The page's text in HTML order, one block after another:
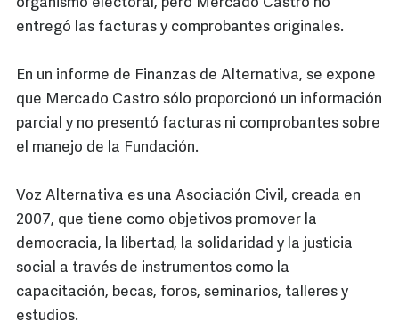
organismo electoral, pero Mercado Castro no
entregó las facturas y comprobantes originales.
En un informe de Finanzas de Alternativa, se expone
que Mercado Castro sólo proporcionó un información
parcial y no presentó facturas ni comprobantes sobre
el manejo de la Fundación.
Voz Alternativa es una Asociación Civil, creada en
2007, que tiene como objetivos promover la
democracia, la libertad, la solidaridad y la justicia
social a través de instrumentos como la
capacitación, becas, foros, seminarios, talleres y
estudios.